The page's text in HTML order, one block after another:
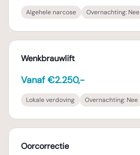
Algehele narcose Overnachting: Nee
Wenkbrauwlift
Vanaf €2.250,-
Lokale verdoving Overnachting: Nee
Oorcorrectie